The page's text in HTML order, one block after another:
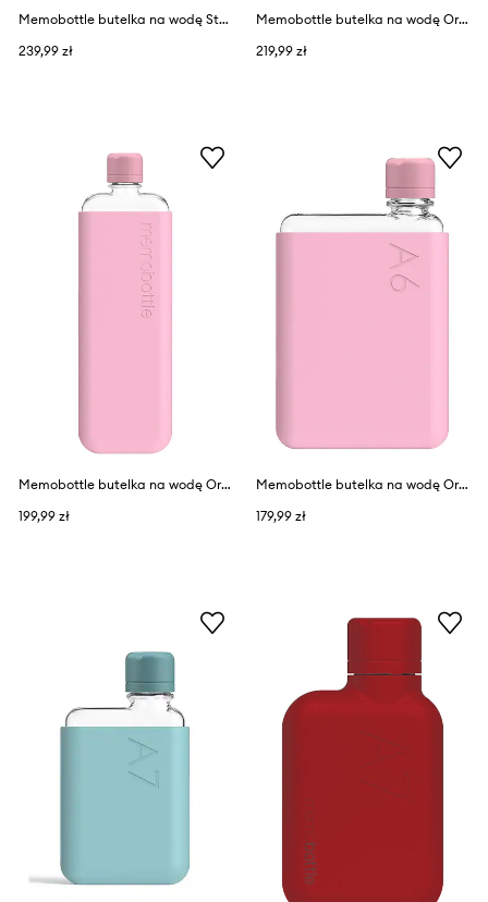
Memobottle butelka na wodę Stainless Steel A6 500 ml
239,99 zł
Memobottle butelka na wodę Original A5 750 ml
219,99 zł
Memobottle butelka na wodę Original Slim 450 ml
199,99 zł
Memobottle butelka na wodę Original A6 375 ml
179,99 zł